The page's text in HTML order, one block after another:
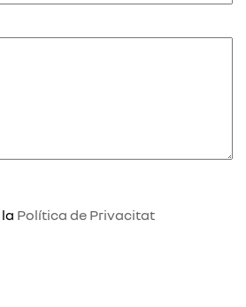
Política de Privacitat